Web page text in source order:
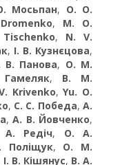
Мосьпан, О. О.
, M. O.
, N. V.
, І. В. Кузнєцова,
В. Панова, О. М.
, В. М.
Krivenko,Yu. О.
, С. С. Победа,А.
,А. В. Йовченко,
Редіч, О. А.
Поліщук, О. М.
І. В. Кішянус, В. А.